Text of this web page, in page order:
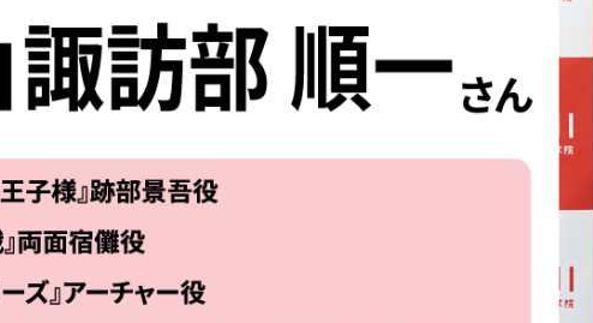
在学生の活躍
学生作品
ドラフトオーディション
イベント
イベント